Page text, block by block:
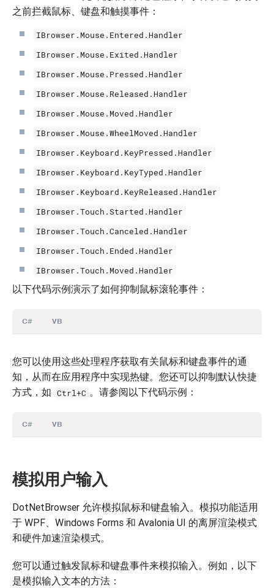
之前拦截鼠标、键盘和触摸事件：
IBrowser.Mouse.Entered.Handler
IBrowser.Mouse.Exited.Handler
IBrowser.Mouse.Pressed.Handler
IBrowser.Mouse.Released.Handler
IBrowser.Mouse.Moved.Handler
IBrowser.Mouse.WheelMoved.Handler
IBrowser.Keyboard.KeyPressed.Handler
IBrowser.Keyboard.KeyTyped.Handler
IBrowser.Keyboard.KeyReleased.Handler
IBrowser.Touch.Started.Handler
IBrowser.Touch.Canceled.Handler
IBrowser.Touch.Ended.Handler
IBrowser.Touch.Moved.Handler
以下代码示例演示了如何抑制鼠标滚轮事件：
C# VB
您可以使用这些处理程序获取有关鼠标和键盘事件的通
知，从而在应用程序中实现热键。您还可以抑制默认快捷
方式，如 Ctrl+C 。请参阅以下代码示例：
C# VB
模拟用户输入
DotNetBrowser 允许模拟鼠标和键盘输入。模拟功能适用
于 WPF、Windows Forms 和 Avalonia UI 的离屏渲染模式
和硬件加速渲染模式。
您可以通过触发鼠标和键盘事件来模拟输入。例如，以下
是模拟输入文本的方法：